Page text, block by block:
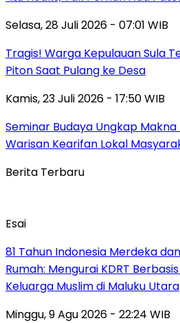
Selasa, 28 Juli 2026 - 07:01 WIB
Tragis! Warga Kepulauan Sula
Piton Saat Pulang ke Desa
Kamis, 23 Juli 2026 - 17:50 WIB
Seminar Budaya Ungkap
Warisan Kearifan Lokal
Berita Terbaru
Esai
81 Tahun Indonesia Merdeka
Rumah: Mengurai KDRT
Keluarga Muslim di Maluku Utara
Minggu, 9 Agu 2026 - 22:24 WIB